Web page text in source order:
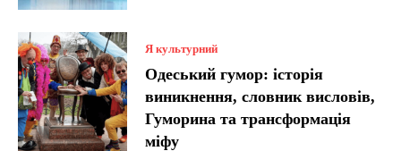
Я культурний
Одеський гумор: історія
виникнення, словник висловів,
Гуморина та трансформація
міфу